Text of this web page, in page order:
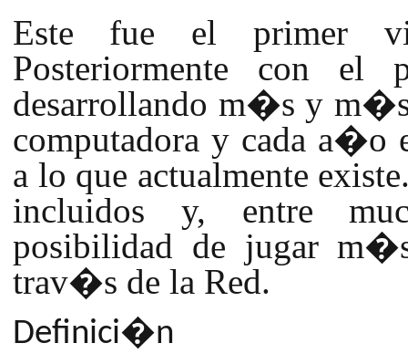
Este fue el primer
Posteriormente con
desarrollando m�s y m�s
computadora y cada a�o
a lo que actualmente
incluidos y, entre
posibilidad de jugar
trav�s de la Red.
Definici�n